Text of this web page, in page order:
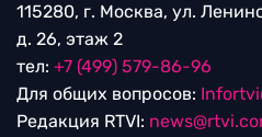
115280, г. Москва, ул.
д. 26, этаж 2
тел: +7 (499) 579-86-96
Для общих вопросов:
Редакция RTVI: